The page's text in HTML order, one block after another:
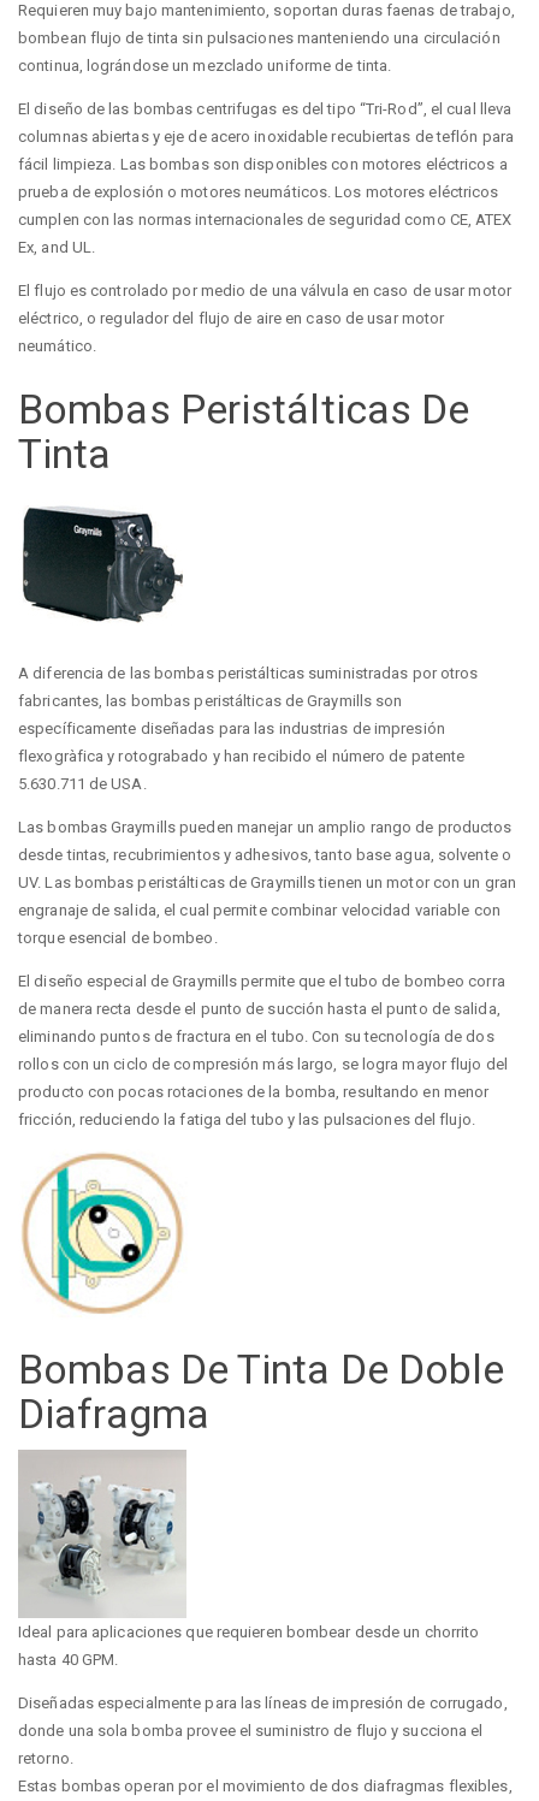
Requieren muy bajo mantenimiento, soportan duras faenas de trabajo,
bombean flujo de tinta sin pulsaciones manteniendo una circulación
continua, lográndose un mezclado uniforme de tinta.
El diseño de las bombas centrifugas es del tipo “Tri-Rod”, el cual lleva
columnas abiertas y eje de acero inoxidable recubiertas de teflón para
fácil limpieza. Las bombas son disponibles con motores eléctricos a
prueba de explosión o motores neumáticos. Los motores eléctricos
cumplen con las normas internacionales de seguridad como CE, ATEX
Ex, and UL.
El flujo es controlado por medio de una válvula en caso de usar motor
eléctrico, o regulador del flujo de aire en caso de usar motor
neumático.
Bombas Peristálticas De
Tinta
A diferencia de las bombas peristálticas suministradas por otros
fabricantes, las bombas peristálticas de Graymills son
específicamente diseñadas para las industrias de impresión
flexogràfica y rotograbado y han recibido el número de patente
5.630.711 de USA.
Las bombas Graymills pueden manejar un amplio rango de productos
desde tintas, recubrimientos y adhesivos, tanto base agua, solvente o
UV. Las bombas peristálticas de Graymills tienen un motor con un gran
engranaje de salida, el cual permite combinar velocidad variable con
torque esencial de bombeo.
El diseño especial de Graymills permite que el tubo de bombeo corra
de manera recta desde el punto de succión hasta el punto de salida,
eliminando puntos de fractura en el tubo. Con su tecnología de dos
rollos con un ciclo de compresión más largo, se logra mayor flujo del
producto con pocas rotaciones de la bomba, resultando en menor
fricción, reduciendo la fatiga del tubo y las pulsaciones del flujo.
Bombas De Tinta De Doble
Diafragma
Ideal para aplicaciones que requieren bombear desde un chorrito
hasta 40 GPM.
Diseñadas especialmente para las líneas de impresión de corrugado,
donde una sola bomba provee el suministro de flujo y succiona el
retorno.
Estas bombas operan por el movimiento de dos diafragmas flexibles,